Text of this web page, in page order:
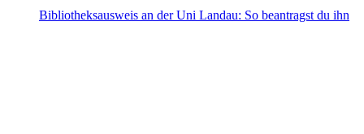
Bibliotheksausweis an der Uni Landau: So beantragst du ihn